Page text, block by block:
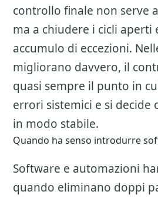
controllo finale non serve
ma a chiudere i cicli aperti
accumulo di eccezioni.
migliorano davvero, il
quasi sempre il punto in
errori sistemici e si decide
in modo stabile.
Quando ha senso introdurre
Software e automazioni
quando eliminano doppi